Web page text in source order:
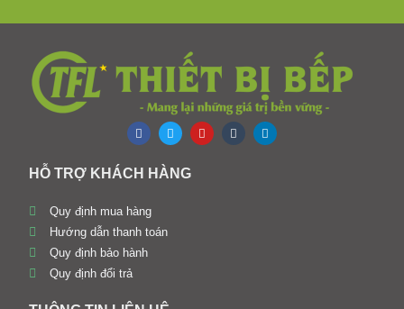
HỖ TRỢ KHÁCH HÀNG
Quy định mua hàng
Hướng dẫn thanh toán
Quy định bảo hành
Quy định đổi trả